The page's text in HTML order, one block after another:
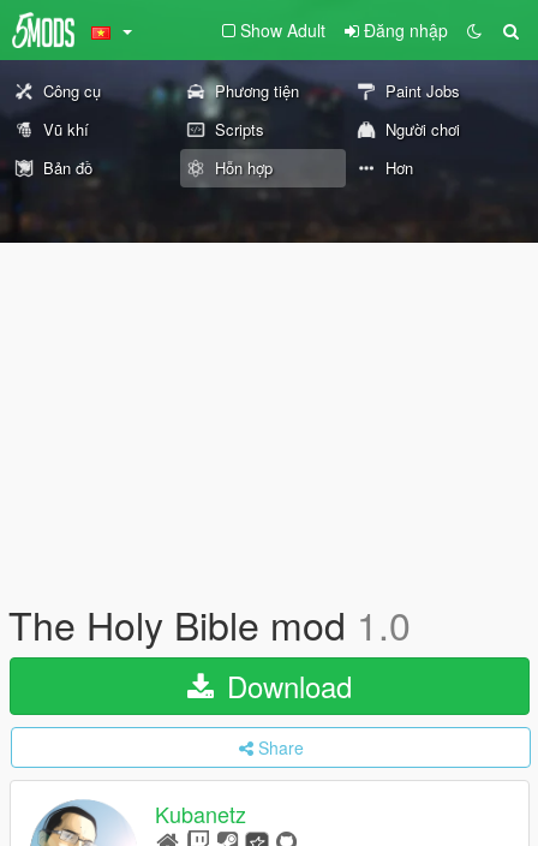
Show Adult Đăng nhập
Công cụ Phương tiện
Paint Jobs
Vũ khí
Scripts
Người chơi
Bản đồ
Hỗn hợp Hơn
The Holy Bible mod 1.0
Download
Share
Kubanetz